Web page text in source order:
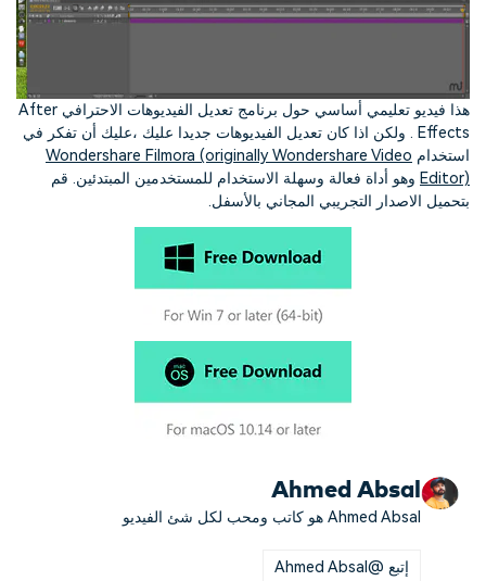
هذا فيديو تعليمي أساسي حول برنامج تعديل الفيديوهات الاحترافي After
Effects . ولكن اذا كان تعديل الفيديوهات جديدا عليك ،عليك أن تفكر في
استخدام Wondershare Filmora (originally Wondershare Video
Editor) وهو أداة فعالة وسهلة الاستخدام للمستخدمين المبتدئين. قم
بتحميل الاصدار التجريبي المجاني بالأسفل.
Ahmed Absal
Ahmed Absal هو كاتب ومحب لكل شئ الفيديو
إتبع @Ahmed Absal